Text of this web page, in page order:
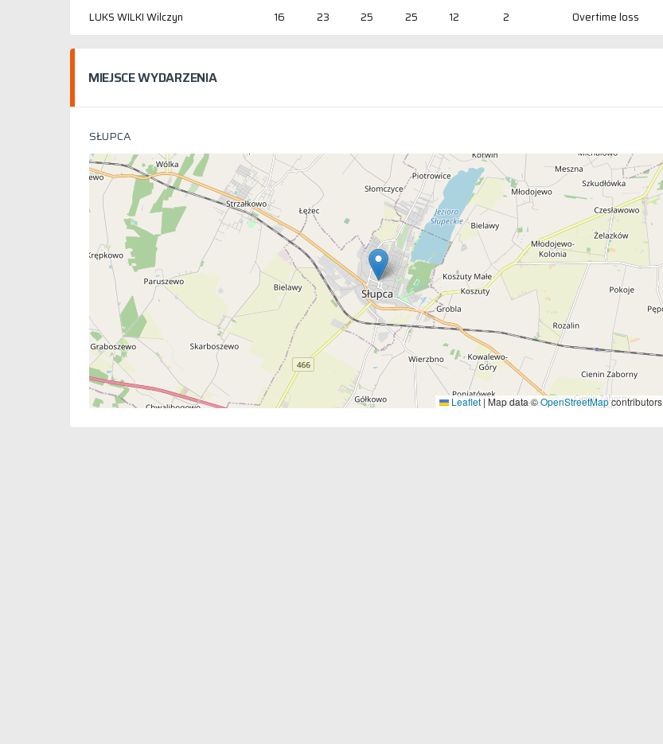
LUKS WILKI Wilczyn 16 23 25 25 12 2 Overtime loss
MIEJSCE WYDARZENIA
SŁUPCA
Leaflet |Map data ©OpenStreetMapcontributors